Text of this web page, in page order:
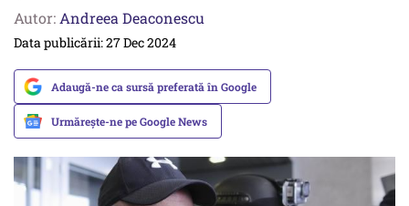
Autor: Andreea Deaconescu
Data publicării: 27 Dec 2024
Adaugă-ne ca sursă preferată în Google
Urmărește-ne pe Google News